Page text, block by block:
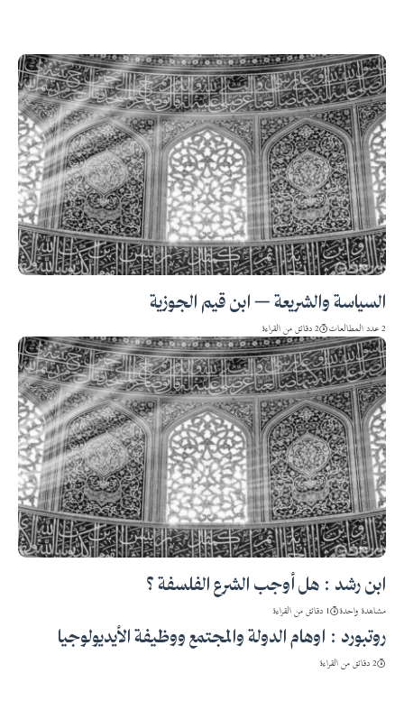
السياسة والشريعة – ابن قيم الجوزية
2 عدد المطالعات 2 دقائق من القراءة
ابن رشد : هل أوجب الشرع الفلسفة ؟
مشاهدة واحدة 1 دقائق من القراءة
روتبورد : اوهام الدولة والمجتمع ووظيفة الأيديولوجيا
2 دقائق من القراءة